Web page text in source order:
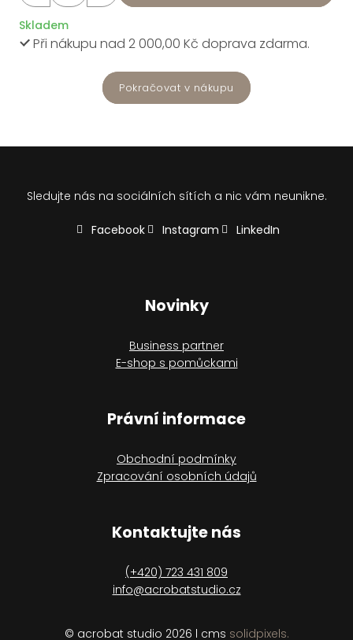
Skladem
Při nákupu nad 2 000,00 Kč doprava zdarma.
Pokračovat v nákupu
Sledujte nás na sociálních sítích a nic vám neunikne.
Facebook Instagram LinkedIn
Novinky
Business partner
E-shop s pomůckami
Právní informace
Obchodní podmínky
Zpracování osobních údajů
Kontaktujte nás
(+420) 723 431 809
info@acrobatstudio.cz
© acrobat studio 2026 l cms solidpixels.